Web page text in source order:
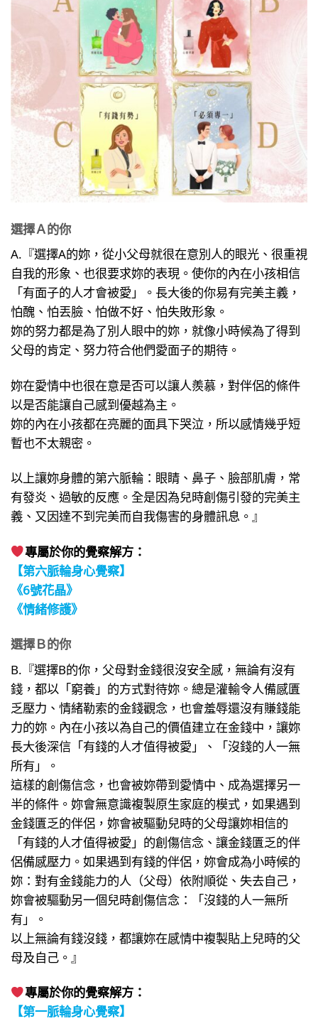
選擇Ａ的你
A.『選擇A的妳，從小父母就很在意別人的眼光、很重視
自我的形象、也很要求妳的表現。使你的內在小孩相信
「有面子的人才會被愛」。長大後的你易有完美主義，
怕醜、怕丟臉、怕做不好、怕失敗形象。
妳的努力都是為了別人眼中的妳，就像小時候為了得到
父母的肯定、努力符合他們愛面子的期待。
妳在愛情中也很在意是否可以讓人羨慕，對伴侶的條件
以是否能讓自己感到優越為主。
妳的內在小孩都在亮麗的面具下哭泣，所以感情幾乎短
暫也不太親密。
以上讓妳身體的第六脈輪：眼睛、鼻子、臉部肌膚，常
有發炎、過敏的反應。全是因為兒時創傷引發的完美主
義、又因達不到完美而自我傷害的身體訊息。』
專屬於你的覺察解方：
【第六脈輪身心覺察】
《6號花晶》
《情緒修護》
選擇Ｂ的你
B.『選擇B的你，父母對金錢很沒安全感，無論有沒有
錢，都以「窮養」的方式對待妳。總是灌輸令人備感匱
乏壓力、情緒勒索的金錢觀念，也會羞辱還沒有賺錢能
力的妳。內在小孩以為自己的價值建立在金錢中，讓妳
長大後深信「有錢的人才值得被愛」、「沒錢的人一無
所有」。
這樣的創傷信念，也會被妳帶到愛情中、成為選擇另一
半的條件。妳會無意識複製原生家庭的模式，如果遇到
金錢匱乏的伴侶，妳會被驅動兒時的父母讓妳相信的
「有錢的人才值得被愛」的創傷信念、讓金錢匱乏的伴
侶備感壓力。如果遇到有錢的伴侶，妳會成為小時候的
妳：對有金錢能力的人（父母）依附順從、失去自己，
妳會被驅動另一個兒時創傷信念：「沒錢的人一無所
有」。
以上無論有錢沒錢，都讓妳在感情中複製貼上兒時的父
母及自己。』
專屬於你的覺察解方：
【第一脈輪身心覺察】